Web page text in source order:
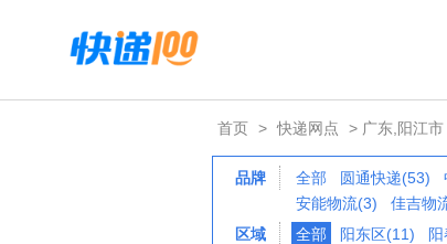
首页 > 快递网点 > 广东,阳江市
品牌 全部 圆通快递(53)
安能物流(3)
佳吉物
区域
全部 阳东区(11)